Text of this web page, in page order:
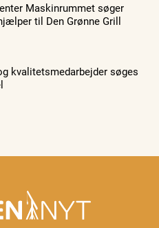
Maskinrummet søger
til Den Grønne Grill
kvalitetsmedarbejder søges